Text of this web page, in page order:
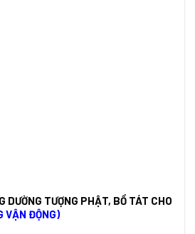
DƯỜNG TƯỢNG PHẬT, BỒ TÁT CHO
VẬN ĐỘNG)